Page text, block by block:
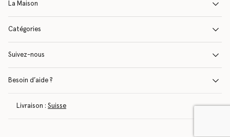
La Maison
Catégories
Suivez-nous
Besoin d’aide ?
Livraison : Suisse